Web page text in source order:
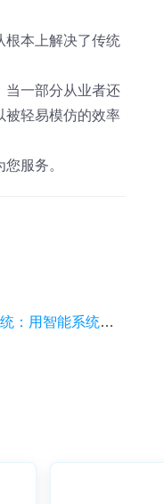
根本上解决了传统
当一部分从业者还
被轻易模仿的效率
服务。
统打破分销增长瓶颈！